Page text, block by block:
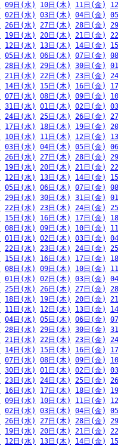
09日(水) 10日(木) 11日(金)
02日(水) 03日(木) 04日(金)
26日(水) 27日(木) 28日(金)
19日(水) 20日(木) 21日(金)
12日(水) 13日(木) 14日(金)
05日(水) 06日(木) 07日(金)
28日(水) 29日(木) 30日(金)
21日(水) 22日(木) 23日(金)
14日(水) 15日(木) 16日(金)
07日(水) 08日(木) 09日(金)
31日(水) 01日(木) 02日(金)
24日(水) 25日(木) 26日(金)
17日(水) 18日(木) 19日(金)
10日(水) 11日(木) 12日(金)
03日(水) 04日(木) 05日(金)
26日(水) 27日(木) 28日(金)
19日(水) 20日(木) 21日(金)
12日(水) 13日(木) 14日(金)
05日(水) 06日(木) 07日(金)
29日(水) 30日(木) 31日(金)
22日(水) 23日(木) 24日(金)
15日(水) 16日(木) 17日(金)
08日(水) 09日(木) 10日(金)
01日(水) 02日(木) 03日(金)
22日(水) 23日(木) 24日(金)
15日(水) 16日(木) 17日(金)
08日(水) 09日(木) 10日(金)
01日(水) 02日(木) 03日(金)
25日(水) 26日(木) 27日(金)
18日(水) 19日(木) 20日(金)
11日(水) 12日(木) 13日(金)
04日(水) 05日(木) 06日(金)
28日(水) 29日(木) 30日(金)
21日(水) 22日(木) 23日(金)
14日(水) 15日(木) 16日(金)
07日(水) 08日(木) 09日(金)
30日(水) 01日(木) 02日(金)
23日(水) 24日(木) 25日(金)
16日(水) 17日(木) 18日(金)
09日(水) 10日(木) 11日(金)
02日(水) 03日(木) 04日(金)
26日(水) 27日(木) 28日(金)
19日(水) 20日(木) 21日(金)
12日(水) 13日(木) 14日(金)